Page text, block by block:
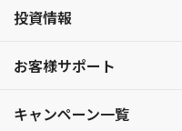
投資情報
お客様サポート
キャンペーン一覧